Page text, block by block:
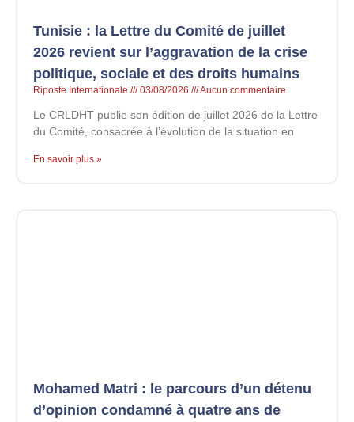
Tunisie : la Lettre du Comité de juillet
2026 revient sur l’aggravation de la crise
politique, sociale et des droits humains
Riposte Internationale 03/08/2026 Aucun commentaire
Le CRLDHT publie son édition de juillet 2026 de la Lettre
du Comité, consacrée à l’évolution de la situation en
En savoir plus »
Mohamed Matri : le parcours d’un détenu
d’opinion condamné à quatre ans de